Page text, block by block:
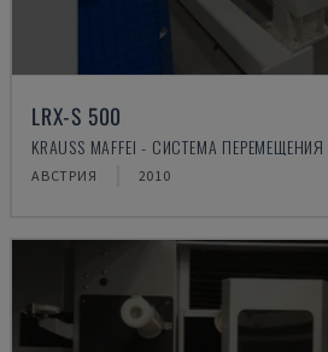
LRX-S 500
KRAUSS MAFFEI - СИСТЕМА
АВСТРИЯ 2010